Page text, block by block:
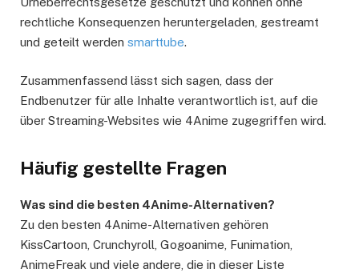
rechtliche Konsequenzen heruntergeladen, gestreamt
und geteilt werden smarttube.
Zusammenfassend lässt sich sagen, dass der
Endbenutzer für alle Inhalte verantwortlich ist, auf die
über Streaming-Websites wie 4Anime zugegriffen wird.
Häufig gestellte Fragen
Was sind die besten 4Anime-Alternativen?
Zu den besten 4Anime-Alternativen gehören
KissCartoon, Crunchyroll, Gogoanime, Funimation,
AnimeFreak und viele andere, die in dieser Liste